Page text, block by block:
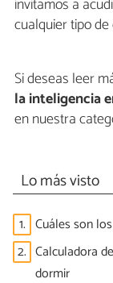
cualquier tipo
Si deseas leer
la inteligencia
en nuestra
Lo más visto
1. Cuáles son
2. Calculadora
dormir